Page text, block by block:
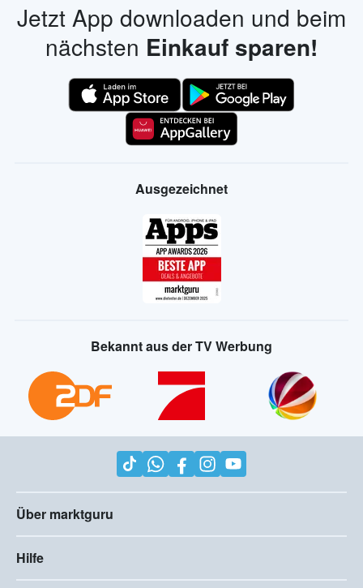
Jetzt App downloaden und beim
nächsten Einkauf sparen!
Ausgezeichnet
Bekannt aus der TV Werbung
Über marktguru
Hilfe